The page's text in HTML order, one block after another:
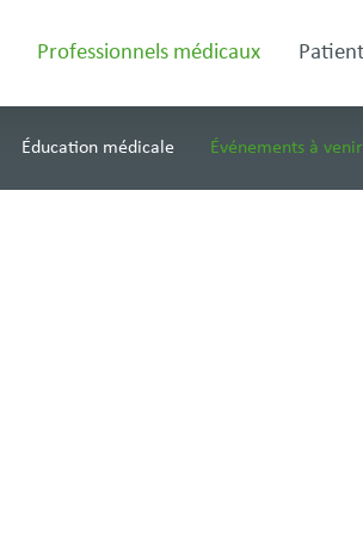
Professionnels médicaux
Éducation médicale Événements à venir